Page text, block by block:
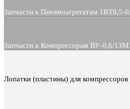
Запчасти к Пневмоагрегатам
Запчасти к Компрессорам ВУ-0,6/
Лопатки (пластины) для